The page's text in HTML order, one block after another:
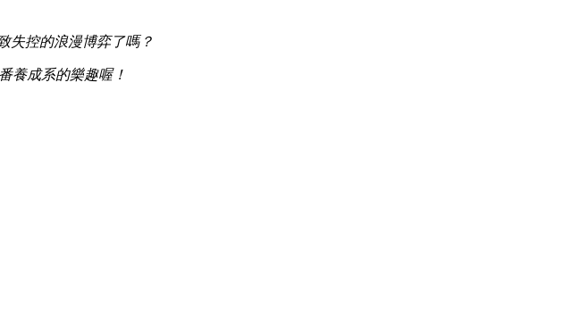
失控的浪漫博弈了嗎？
養成系的樂趣喔！